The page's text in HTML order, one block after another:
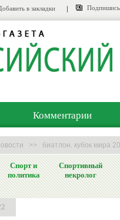
в закладки Подпишись
Комментарии
>> биатлон. кубок мира
Спорт и
политика
Спортивный
некролог